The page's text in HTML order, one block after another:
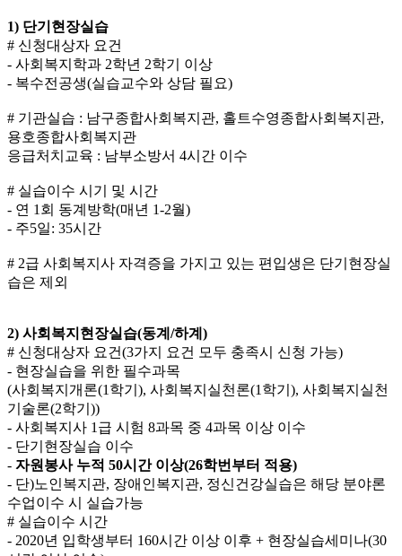
1) 단기현장실습
# 신청대상자 요건
- 사회복지학과 2학년 2학기 이상
- 복수전공생(실습교수와 상담 필요)
# 기관실습 : 남구종합사회복지관, 홀트수영종합사회복지관,
용호종합사회복지관
응급처치교육 : 남부소방서 4시간 이수
# 실습이수 시기 및 시간
- 연 1회 동계방학(매년 1-2월)
- 주5일: 35시간
# 2급 사회복지사 자격증을 가지고 있는 편입생은 단기현장실
습은 제외
2) 사회복지현장실습(동계 /하계 )
# 신청대상자 요건(3가지 요건 모두 충족시 신청 가능)
- 현장실습을 위한 필수과목
(사회복지개론(1학기), 사회복지실천론(1학기), 사회복지실천
기술론(2학기))
- 사회복지사 1급 시험 8과목 중 4과목 이상 이수
- 단기현장실습 이수
- 자원봉사 누적 50시간 이상(26학번부터 적용)
- 단)노인복지관, 장애인복지관, 정신건강실습은 해당 분야론
수업이수 시 실습가능
# 실습이수 시간
- 2020년 입학생부터 160시간 이상 이후 + 현장실습세미나(30